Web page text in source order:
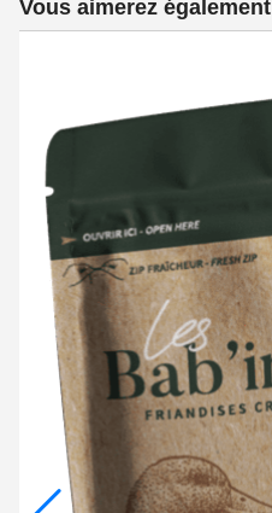
Vous aimerez également